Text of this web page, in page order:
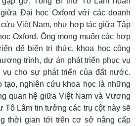
Đại học Oxford với các doanh
Việt Nam, như hợp tác giữa Tập
Oxford. Ông mong muốn các hợp
để biến tri thức, khoa học công
trình, dự án phát triển phục vụ
cho sự phát triển của đất nước.
tạo, nghiên cứu khoa học là những
quan hệ giữa Việt Nam và Vương
Tô Lâm tin tưởng các trụ cột này sẽ
thời gian tới trên cơ sở nâng cấp